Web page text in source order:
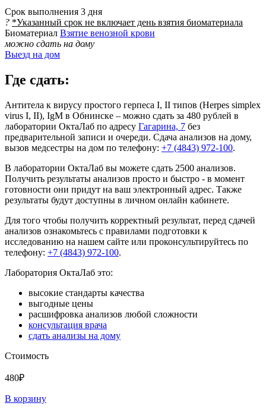
Срок выполнения 3 дня
? *Указанный срок не включает день взятия биоматериала
Биоматериал Взятие венозной крови
можно сдать на дому
Выезд на дом
Где сдать:
Антитела к вирусу простого герпеса I, II типов (Herpes simplex
virus I, II), IgM в Обнинске – можно сдать за 480 рублей в
лаборатории ОктаЛаб по адресу Гагарина, 7 без
предварительной записи и очереди. Сдача анализов на дому,
вызов медсестры на дом по телефону: +7 (4843) 972-100.
В лаборатории ОктаЛаб вы можете сдать 2500 анализов.
Получить результаты анализов просто и быстро - в момент
готовности они придут на ваш электронный адрес. Также
результаты будут доступны в личном онлайн кабинете.
Для того чтобы получить корректный результат, перед сдачей
анализов ознакомьтесь с правилами подготовки к
исследованию на нашем сайте или проконсультируйтесь по
телефону: +7 (4843) 972-100.
Лаборатория ОктаЛаб это:
высокие стандарты качества
выгодные цены
расшифровка анализов любой сложности
консультация врача
сдать анализы на дому
Стоимость
480₽
В корзину